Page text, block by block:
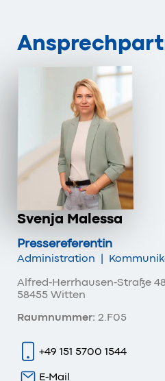
Svenja Malessa
Pressereferentin
Administration
Alfred-Herrhausen-Straße 48
58455 Witten
Raumnummer: 2.F05
+49 151 5700 1544
E-Mail